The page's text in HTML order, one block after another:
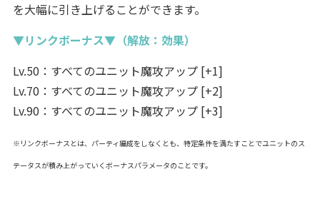
を大幅に引き上げることができます。
▼リンクボーナス▼（解放：効果）
Lv.50：すべてのユニット魔攻アップ [+1]
Lv.70：すべてのユニット魔攻アップ [+2]
Lv.90：すべてのユニット魔攻アップ [+3]
※リンクボーナスとは、パーティ編成をしなくとも、特定条件を満たすことでユニットのス
テータスが積み上がっていくボーナスパラメータのことです。